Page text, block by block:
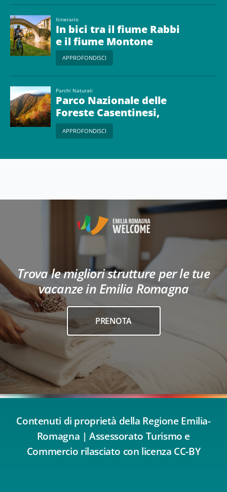
Itinerario
In bici tra il fiume Rabbi
e il fiume Montone
APPROFONDISCI
Parchi Naturali
Parco Nazionale delle
Foreste Casentinesi,
Monte Falterona e
Campigna
APPROFONDISCI
Trova le migliori strutture per le tue
vacanze in Emilia Romagna
PRENOTA
Contenuti di proprietà della Regione Emilia-
Romagna | Assessorato Turismo e
Commercio rilasciato con licenza CC-BY